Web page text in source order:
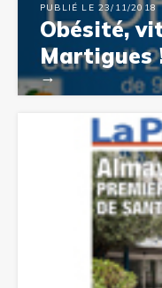
PUBLIÉ LE 23/11/2018
Obésité,
Martigues
→